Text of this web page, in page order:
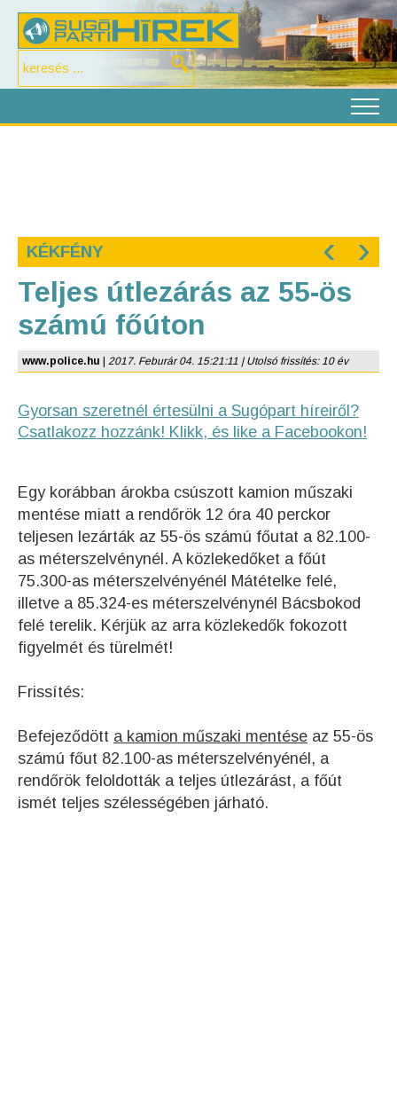
KÉKFÉNY ‹ ›
Teljes útlezárás az 55-ös
számú főúton
www.police.hu 2017. Feburár 04. 15:21:11 | Utolsó frissítés: 10 év
Gyorsan szeretnél értesülni a Sugópart híreiről?
Csatlakozz hozzánk! Klikk, és like a Facebookon!
Egy korábban árokba csúszott kamion műszaki
mentése miatt a rendőrök 12 óra 40 perckor
teljesen lezárták az 55-ös számú főutat a 82.100-
as méterszelvénynél. A közlekedőket a főút
75.300-as méterszelvényénél Mátételke felé,
illetve a 85.324-es méterszelvénynél Bácsbokod
felé terelik. Kérjük az arra közlekedők fokozott
figyelmét és türelmét!
Frissítés:
Befejeződött a kamion műszaki mentése az 55-ös
számú főut 82.100-as méterszelvényénél, a
rendőrök feloldották a teljes útlezárást, a főút
ismét teljes szélességében járható.